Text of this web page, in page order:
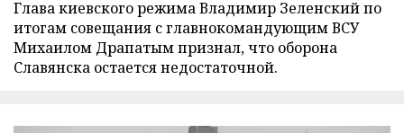
Глава киевского режима Владимир Зеленский по
итогам совещания с главнокомандующим ВСУ
Михаилом Драпатым признал, что оборона
Славянска остается недостаточной.